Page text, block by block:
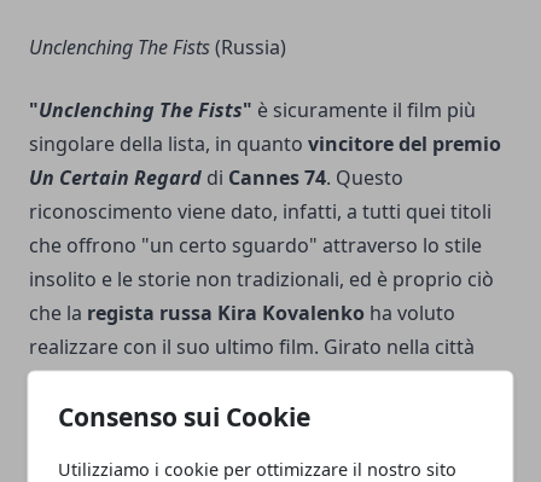
Consenso sui Cookie
Utilizziamo i cookie per ottimizzare il nostro sito
Unclenching The Fists(Russia)
"Unclenching The Fists" è sicuramente il film più
singolare della lista, in quanto vincitore del premio
Un Certain Regard di Cannes 74. Questo
riconoscimento viene dato, infatti, a tutti quei titoli
che offrono "un certo sguardo" attraverso lo stile
insolito e le storie non tradizionali, ed è proprio ciò
che la regista russa Kira Kovalenko ha voluto
realizzare con il suo ultimo film. Girato nella città
mineraria di
Unclenching The Fists " racconta il viaggio della